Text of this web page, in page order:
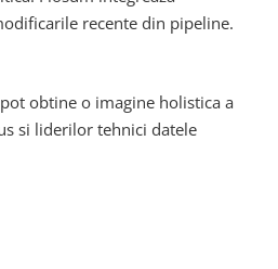
recente din pipeline.
obtine o imagine holistica a
si liderilor tehnici datele